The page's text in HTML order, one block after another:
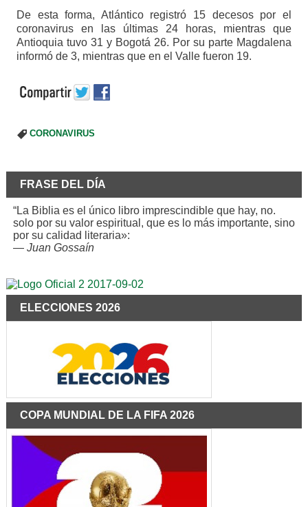
De esta forma, Atlántico registró 15 decesos por el
coronavirus en las últimas 24 horas, mientras que
Antioquia tuvo 31 y Bogotá 26. Por su parte Magdalena
informó de 3, mientras que en el Valle fueron 19.
CORONAVIRUS
FRASE DEL DÍA
“La Biblia es el único libro imprescindible que hay, no.
solo por su valor espiritual, que es lo más importante, sino
por su calidad literaria»:
— Juan Gossaín
ELECCIONES 2026
COPA MUNDIAL DE LA FIFA 2026